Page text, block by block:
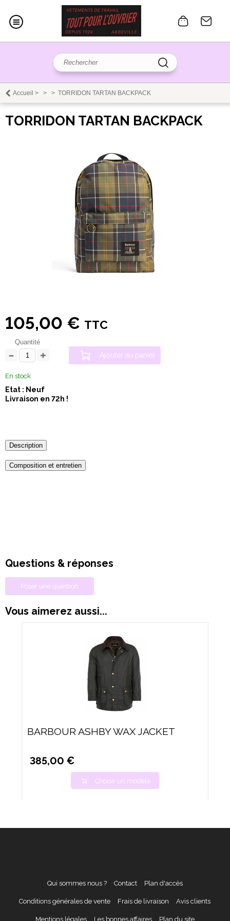
Accueil > > > TORRIDON TARTAN BACKPACK
TORRIDON TARTAN BACKPACK
105,00 € TTC
Quantité
Ajouter au panier
En stock
Etat : Neuf
Livraison en 72h !
Description
Composition et entretien
Questions & réponses
Poser une question
Vous aimerez aussi...
BARBOUR ASHBY WAX JACKET
385,00 €
Choisir un modèle
Qui sommes nous ? Contact Plan d'accès
Conditions générales de vente Frais de livraison Avis clients
Mentions légales Les bonnes affaires Plan du site